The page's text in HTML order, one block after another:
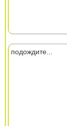
подождите...